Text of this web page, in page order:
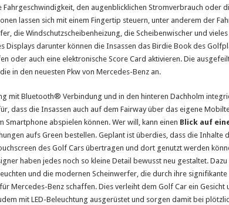
Fahrgeschwindigkeit, den augenblicklichen Stromverbrauch oder
lassen sich mit einem Fingertip steuern, unter anderem der
die Windschutzscheibenheizung, die Scheibenwischer und
Displays darunter können die Insassen das Birdie Book des
oder auch eine elektronische Score Card aktivieren. Die
in den neuesten Pkw von Mercedes-Benz an.
mit Bluetooth® Verbindung und in den hinteren Dachholm
dass die Insassen auch auf dem Fairway über das eigene
Smartphone abspielen können. Wer will, kann einen Blick auf
aufs Green bestellen. Geplant ist überdies, dass die Inhalte
des Golf Cars übertragen und dort genutzt werden
haben jedes noch so kleine Detail bewusst neu gestaltet. Dazu
und die modernen Scheinwerfer, die durch ihre signifikante
Mercedes-Benz schaffen. Dies verleiht dem Golf Car ein Gesicht
mit LED-Beleuchtung ausgerüstet und sorgen damit bei